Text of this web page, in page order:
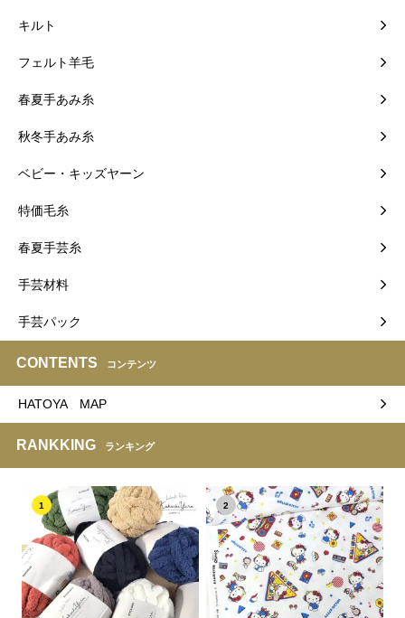
キルト
フェルト羊毛
春夏手あみ糸
秋冬手あみ糸
ベビー・キッズヤーン
特価毛糸
春夏手芸糸
手芸材料
手芸パック
CONTENTS コンテンツ
HATOYA MAP
RANKKING ランキング
1 2